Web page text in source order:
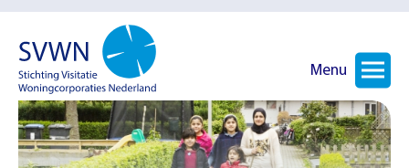
Menu